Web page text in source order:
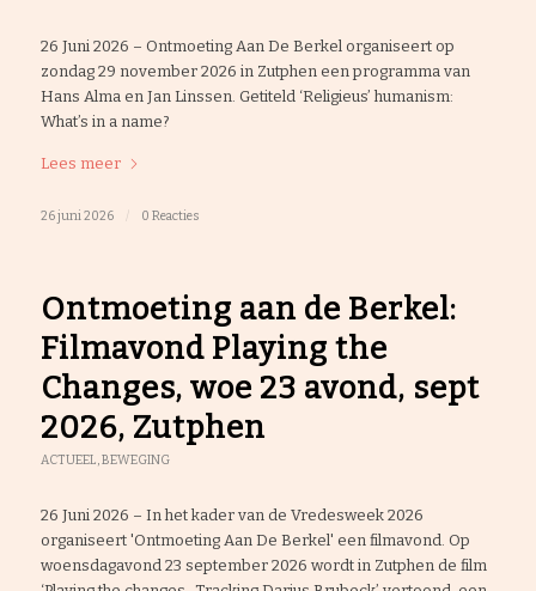
26 Juni 2026 – Ontmoeting Aan De Berkel organiseert op
zondag 29 november 2026 in Zutphen een programma van
Hans Alma en Jan Linssen. Getiteld ‘Religieus’ humanism:
What’s in a name?
Lees meer
26 juni 2026 0 Reacties
Ontmoeting aan de Berkel:
Filmavond Playing the
Changes, woe 23 avond, sept
2026, Zutphen
ACTUEEL,BEWEGING
26 Juni 2026 – In het kader van de Vredesweek 2026
organiseert 'Ontmoeting Aan De Berkel' een filmavond. Op
woensdagavond 23 september 2026 wordt in Zutphen de film